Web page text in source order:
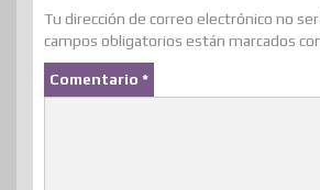
Tu dirección de correo electrónico no
campos obligatorios están marcados
Comentario *